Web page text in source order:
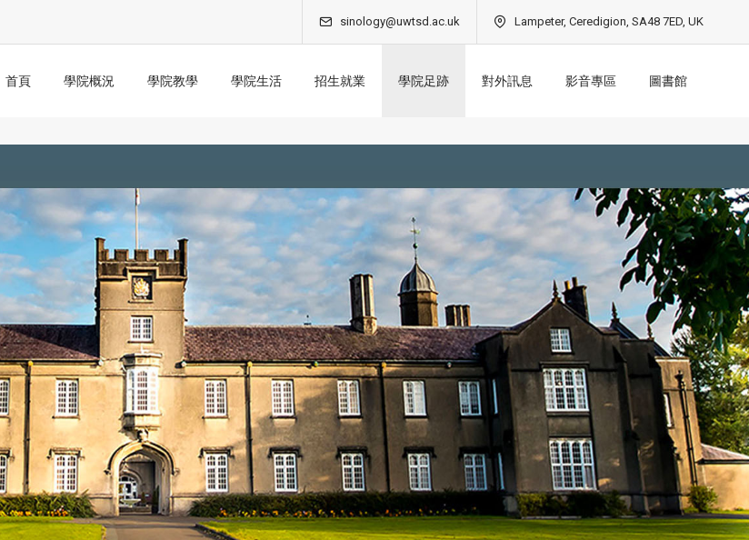
sinology@uwtsd.ac.uk Lampeter, Ceredigion, SA48 7ED, UK
首頁 學院概況 學院教學 學院生活 招生就業 學院足跡 對外訊息 影音專區 圖書館